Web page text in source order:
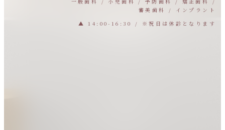
審美歯科 / インプラント
▲ 14:00-16:30 / ※祝日は休診となります